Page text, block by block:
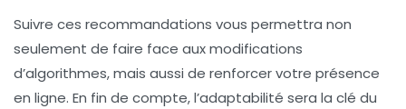
Suivre ces recommandations vous permettra non
seulement de faire face aux modifications
d’algorithmes, mais aussi de renforcer votre présence
en ligne. En fin de compte, l’adaptabilité sera la clé du